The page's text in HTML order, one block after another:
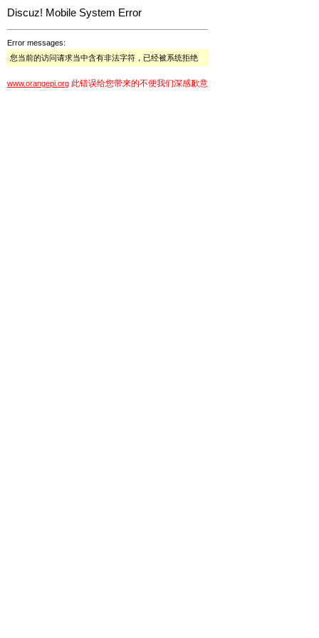
Discuz! Mobile System Error
Error messages:
您当前的访问请求当中含有非法字符，已经被系统拒绝
www.orangepi.org 此错误给您带来的不便我们深感歉意